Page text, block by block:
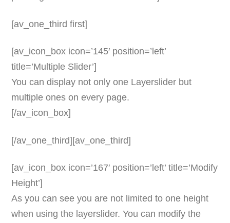
[av_one_third first]
[av_icon_box icon=’145′ position=’left’
title=’Multiple Slider’]
You can display not only one Layerslider but
multiple ones on every page.
[/av_icon_box]
[/av_one_third][av_one_third]
[av_icon_box icon=’167′ position=’left’ title=’Modify
Height’]
As you can see you are not limited to one height
when using the layerslider. You can modify the